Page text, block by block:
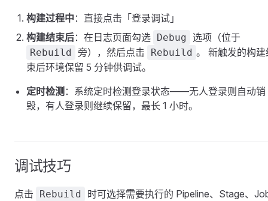
构建过程中 ：直接点击「登录调试」
构建结束后：在日志页面勾选 Debug 选项（位于
Rebuild 旁），然后点击 Rebuild 。 新触发的构建
束后环境保留 5 分钟供调试。
定时检测 ：系统定时检测登录状态——无人登录则自动销
毁，有人登录则继续保留，最长 1 小时。
调试技巧
点击 Rebuild
时可选择需要执行的 Pipeline、Stage、